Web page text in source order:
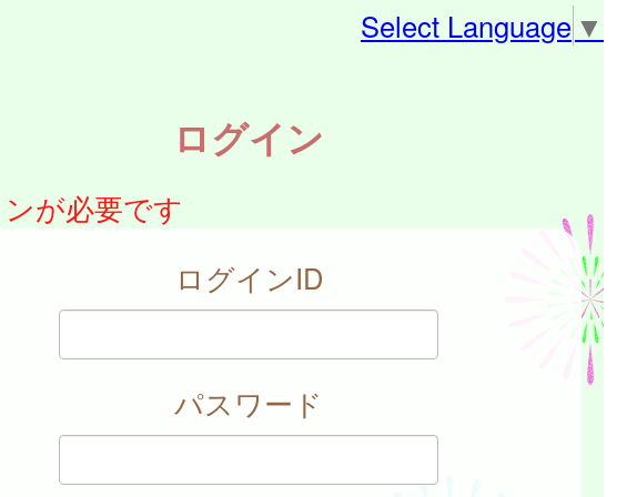
Select Language ▼
ログイン
が必要です
ログインID
パスワード